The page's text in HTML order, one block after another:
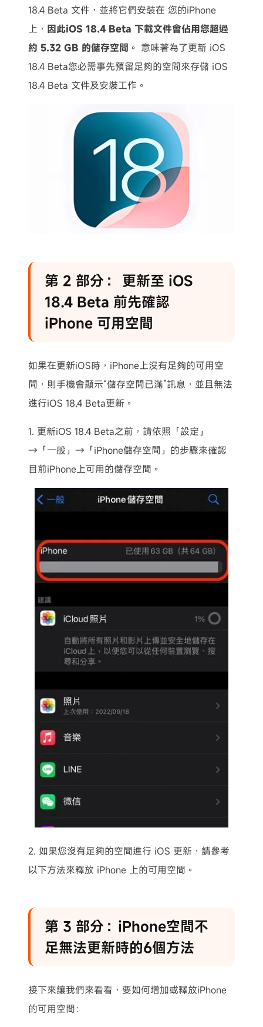
18.4 Beta 文件，並將它們安裝在 您的iPhone
上， 因此iOS 18.4 Beta 下載文件會佔用您超過
約 5.32 GB 的儲存空間 。 意味著為了更新 iOS
18.4 Beta您必需事先預留足夠的空間來存儲 iOS
18.4 Beta 文件及安裝工作。
第 2 部分： 更新至 iOS
18.4 Beta 前先確認
iPhone 可用空間
如果在更新iOS時，iPhone上沒有足夠的可用空
間，則手機會顯示“儲存空間已滿”訊息，並且無法
進行iOS 18.4 Beta更新。
1. 更新iOS 18.4 Beta之前，請依照「設定」
→「一般」→「iPhone儲存空間」的步驟來確認
目前iPhone上可用的儲存空間。
2. 如果您沒有足夠的空間進行 iOS 更新，請參考
以下方法來釋放 iPhone 上的可用空間。
第 3 部分：iPhone空間不
足無法更新時的6個方法
接下來讓我們來看看，要如何增加或釋放iPhone
的可用空間：